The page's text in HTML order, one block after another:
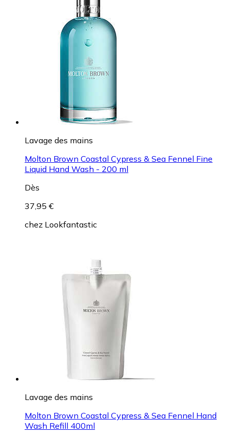
Lavage des mains
Molton Brown Coastal Cypress & Sea Fennel Fine
Liquid Hand Wash - 200 ml
Dès
37,95 €
chez Lookfantastic
Lavage des mains
Molton Brown Coastal Cypress & Sea Fennel Hand
Wash Refill 400ml